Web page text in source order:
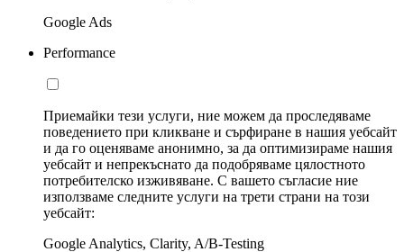
Google Ads
Performance
Приемайки тези услуги, ние можем да проследяваме
поведението при кликване и сърфиране в нашия уебсайт
и да го оценяваме анонимно, за да оптимизираме нашия
уебсайт и непрекъснато да подобряваме цялостното
потребителско изживяване. С вашето съгласие ние
използваме следните услуги на трети страни на този
уебсайт:
Google Analytics, Clarity, A/B-Testing